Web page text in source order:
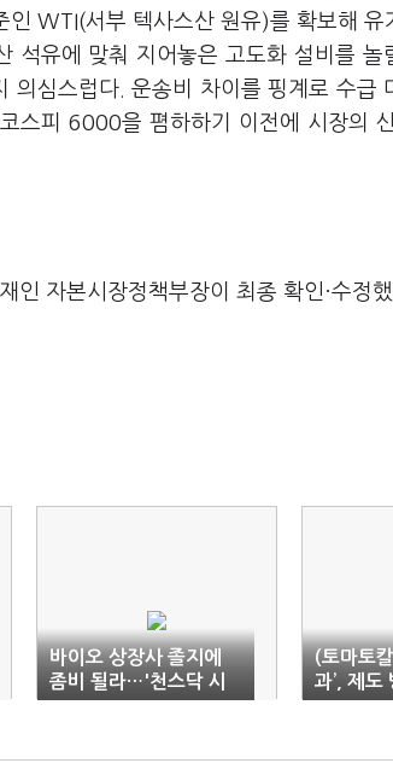
WTI(서부 텍사스산 원유)를 확보해 유
석유에 맞춰 지어놓은 고도화 설비를 놀
심스럽다. 운송비 차이를 핑계로 수급
스피 6000을 폄하하기 이전에 시장의
자본시장정책부장이 최종 확인·수정했
바이오 상장사 졸지에
좀비 될라…'천스닥 시
대' 이면
(토마토
과’, 제도
상누각